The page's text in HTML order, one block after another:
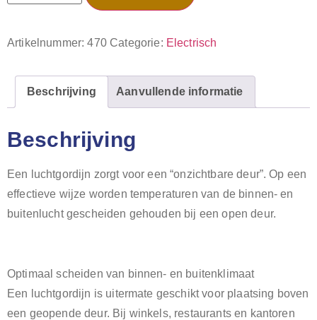
Artikelnummer:470 Categorie: Electrisch
Beschrijving Aanvullende informatie
Beschrijving
Een luchtgordijn zorgt voor een “onzichtbare deur”. Op een
effectieve wijze worden temperaturen van de binnen- en
buitenlucht gescheiden gehouden bij een open deur.
Optimaal scheiden van binnen- en buitenklimaat
Een luchtgordijn is uitermate geschikt voor plaatsing boven
een geopende deur. Bij winkels, restaurants en kantoren